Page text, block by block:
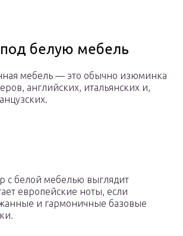
белую мебель
мебель — это обычно изюминка
английских, итальянских и,
с белой мебелью выглядит
европейские ноты, если
и гармоничные базовые